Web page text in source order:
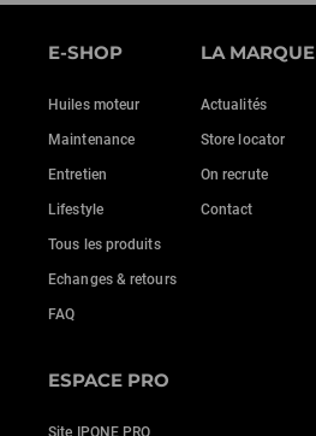
E-SHOP
Huiles moteur
Maintenance
Entretien
Lifestyle
Tous les produits
Echanges & retours
FAQ
LA MARQUE
Actualités
Store locator
On recrute
Contact
ESPACE PRO